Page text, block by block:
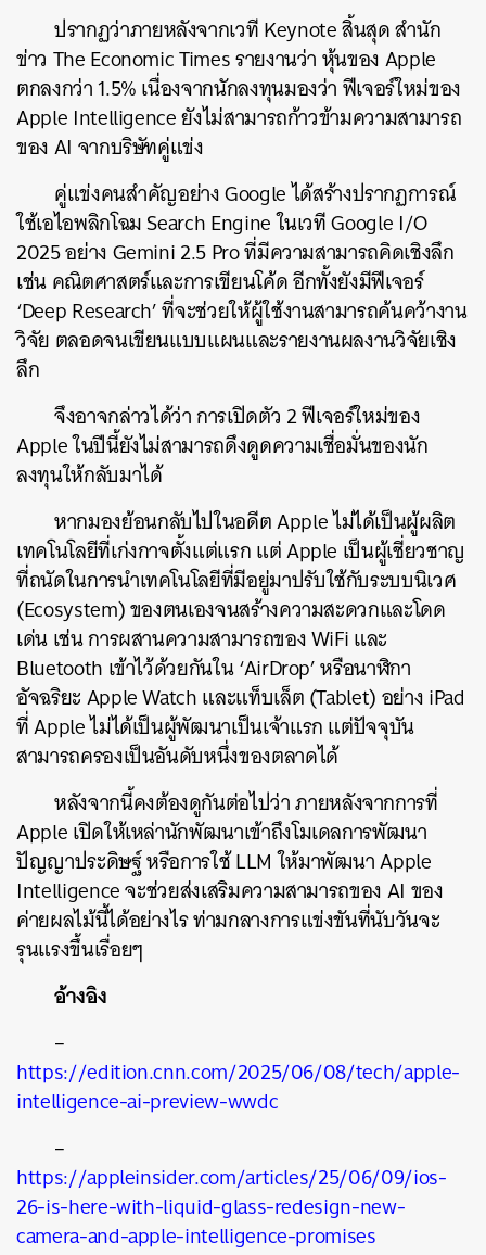
ปรากฏว่าภายหลังจากเวที Keynote สิ้นสุด สำนัก
ข่าว The Economic Times รายงานว่า หุ้นของ Apple
ตกลงกว่า 1.5% เนื่องจากนักลงทุนมองว่า ฟีเจอร์ใหม่ของ
Apple Intelligence ยังไม่สามารถก้าวข้ามความสามารถ
ของ AI จากบริษัทคู่แข่ง
คู่แข่งคนสำคัญอย่าง Google ได้สร้างปรากฏการณ์
ใช้เอไอพลิกโฉม Search Engine ในเวที Google I/O
2025 อย่าง Gemini 2.5 Pro ที่มีความสามารถคิดเชิงลึก
เช่น คณิตศาสตร์และการเขียนโค้ด อีกทั้งยังมีฟีเจอร์
‘Deep Research’ ที่จะช่วยให้ผู้ใช้งานสามารถค้นคว้างาน
วิจัย ตลอดจนเขียนแบบแผนและรายงานผลงานวิจัยเชิง
ลึก
จึงอาจกล่าวได้ว่า การเปิดตัว 2 ฟีเจอร์ใหม่ของ
Apple ในปีนี้ยังไม่สามารถดึงดูดความเชื่อมั่นของนัก
ลงทุนให้กลับมาได้
หากมองย้อนกลับไปในอดีต Apple ไม่ได้เป็นผู้ผลิต
เทคโนโลยีที่เก่งกาจตั้งแต่แรก แต่ Apple เป็นผู้เชี่ยวชาญ
ที่ถนัดในการนำเทคโนโลยีที่มีอยู่มาปรับใช้กับระบบนิเวศ
(Ecosystem) ของตนเองจนสร้างความสะดวกและโดด
เด่น เช่น การผสานความสามารถของ WiFi และ
Bluetooth เข้าไว้ด้วยกันใน ‘AirDrop’ หรือนาฬิกา
อัจฉริยะ Apple Watch และแท็บเล็ต (Tablet) อย่าง iPad
ที่ Apple ไม่ได้เป็นผู้พัฒนาเป็นเจ้าแรก แต่ปัจจุบัน
สามารถครองเป็นอันดับหนึ่งของตลาดได้
หลังจากนี้คงต้องดูกันต่อไปว่า ภายหลังจากการที่
Apple เปิดให้เหล่านักพัฒนาเข้าถึงโมเดลการพัฒนา
ปัญญาประดิษฐ์ หรือการใช้ LLM ให้มาพัฒนา Apple
Intelligence จะช่วยส่งเสริมความสามารถของ AI ของ
ค่ายผลไม้นี้ได้อย่างไร ท่ามกลางการแข่งขันที่นับวันจะ
รุนแรงขึ้นเรื่อยๆ
อ้างอิง
–
https://edition.cnn.com/2025/06/08/tech/apple-
intelligence-ai-preview-wwdc
–
https://appleinsider.com/articles/25/06/09/ios-
26-is-here-with-liquid-glass-redesign-new-
camera-and-apple-intelligence-promises
ค้นหา
SHARE